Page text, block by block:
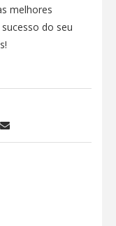
melhores
do seu